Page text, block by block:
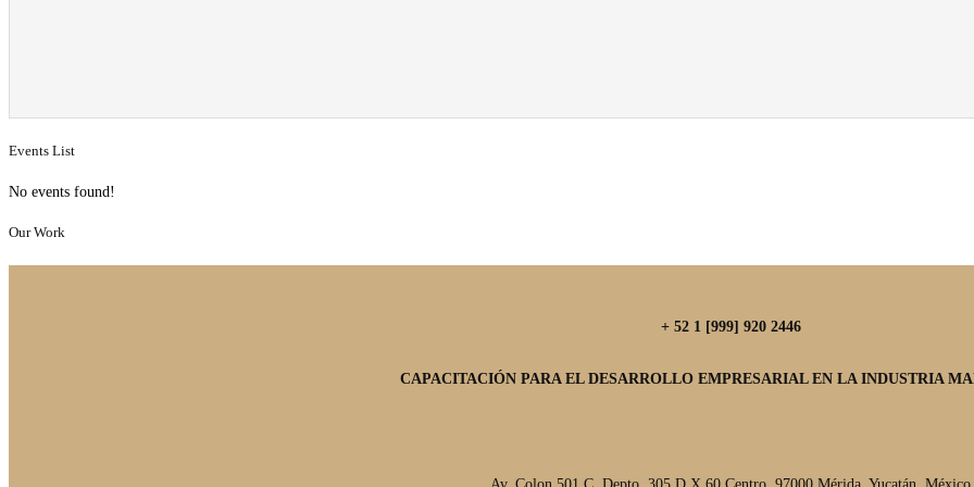
Events List
No events found!
Our Work
+ 52 1 [999] 920 2446
CAPACITACIÓN PARA EL DESARROLLO EMPRESARIAL EN LA INDUSTRIA